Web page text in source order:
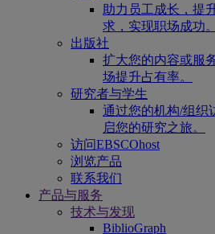
助力员工成长，提
求，实现职场成功。
出版社
扩大您的内容或服
场提升占有率。
研究者与学生
通过您的机构/组织
启您的研究之旅。
访问EBSCOhost
浏览产品
联系我们
产品与服务
技术与发现
BiblioGraph